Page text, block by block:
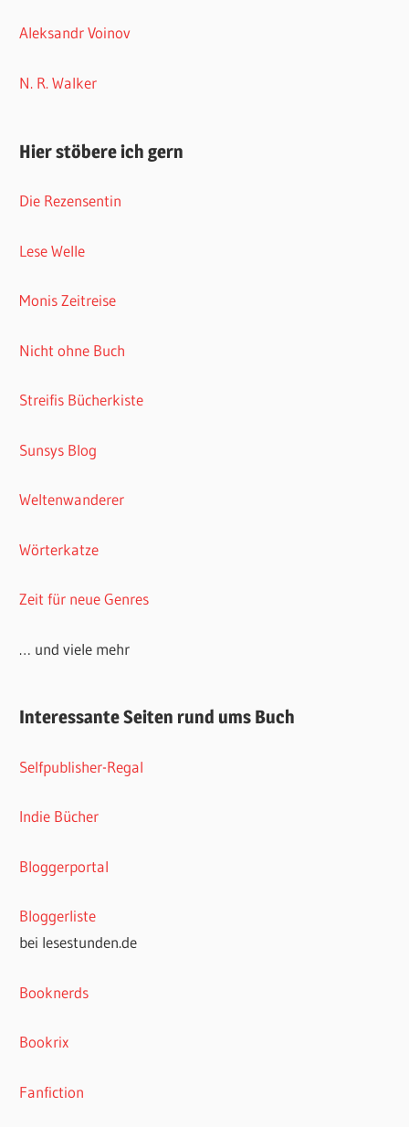
Aleksandr Voinov
N. R. Walker
Hier stöbere ich gern
Die Rezensentin
Lese Welle
Monis Zeitreise
Nicht ohne Buch
Streifis Bücherkiste
Sunsys Blog
Weltenwanderer
Wörterkatze
Zeit für neue Genres
… und viele mehr
Interessante Seiten rund ums Buch
Selfpublisher-Regal
Indie Bücher
Bloggerportal
Bloggerliste
bei lesestunden.de
Booknerds
Bookrix
Fanfiction